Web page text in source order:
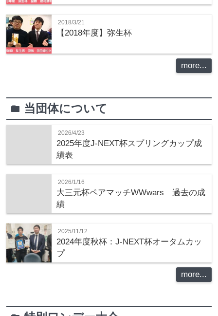
2018/3/21
【2018年度】弥生杯
more...
folder 当団体について
2026/4/23
2025年度J-NEXT杯スプリングカップ成
績表
2026/1/16
大三元杯ペアマッチWWwars 過去の成
績
2025/11/12
2024年度秋杯：J-NEXT杯オータムカッ
プ
more...